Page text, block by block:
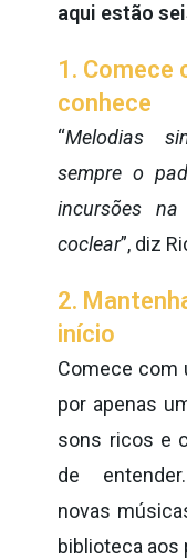
aqui estão
1. Comece
conhece
“Melodias
sempre o
incursões
coclear”, diz
2.
início
Comece com
por apenas
sons ricos e
de
novas
biblioteca aos